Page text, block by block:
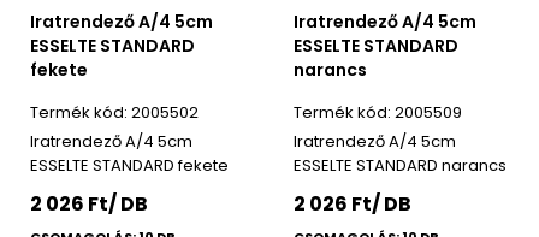
Iratrendező A/4 5cm
ESSELTE STANDARD
fekete
2005502
Iratrendező A/4 5cm
ESSELTE STANDARD fekete
2 026 Ft/ DB
Iratrendező A/4 5cm
ESSELTE STANDARD
narancs
2005509
Iratrendező A/4 5cm
ESSELTE STANDARD narancs
2 026 Ft/ DB